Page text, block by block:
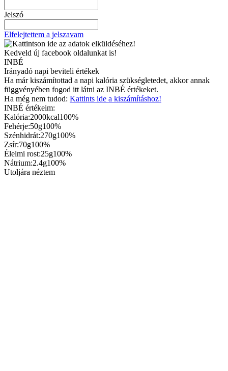
Jelszó
Elfelejtettem a jelszavam
Kedveld új facebook oldalunkat is!
INBÉ
Irányadó napi beviteli értékek
Ha már kiszámítottad a napi kalória szükségletedet, akkor annak
függvényében fogod itt látni az INBÉ értékeket.
Ha még nem tudod: Kattints ide a kiszámításhoz!
INBÉ értékeim:
Kalória:2000kcal100%
Fehérje:50g100%
Szénhidrát:270g100%
Zsír:70g100%
Élelmi rost:25g100%
Nátrium:2.4g100%
Utoljára néztem